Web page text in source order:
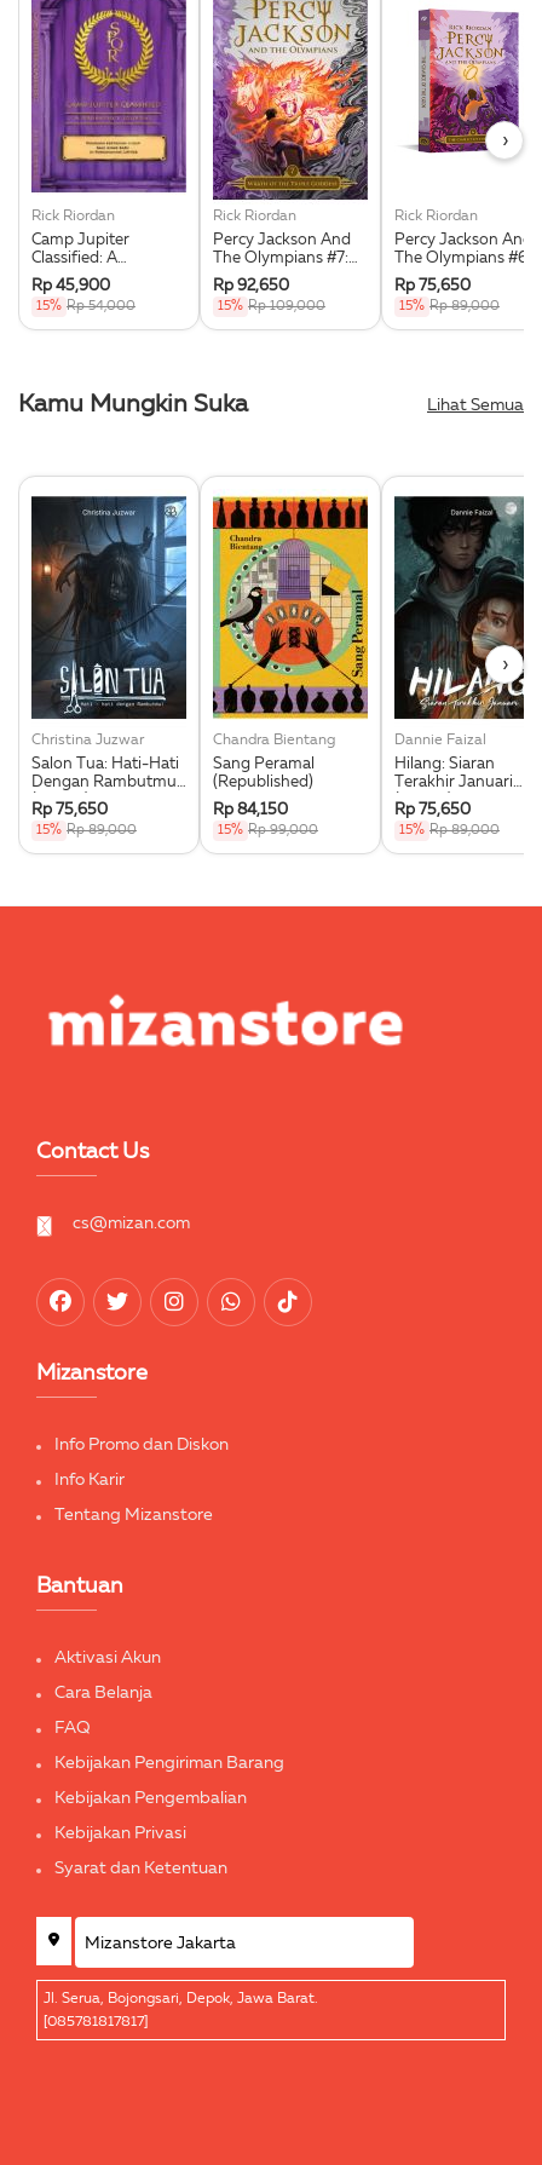
Rick Riordan
Camp Jupiter
Classified: A
Probatio’s Journal
Rp 45,900
15% Rp 54,000
Rick Riordan
Percy Jackson And
The Olympians #7:
Wrath Of The Triple
Goddess
Rp 92,650
15% Rp 109,000
Rick Riordan
Percy Jackson And
The Olympians #6:
The Chalice Of The
Gods
Rp 75,650
15% Rp 89,000
›
Kamu Mungkin Suka Lihat Semua
Christina Juzwar
Salon Tua: Hati-Hati
Dengan Rambutmu!
(Darklit)
Rp 75,650
15% Rp 89,000
Chandra Bientang
Sang Peramal
(Republished)
Rp 84,150
15% Rp 99,000
Dannie Faizal
Hilang: Siaran
Terakhir Januari
(Darklit)
Rp 75,650
15% Rp 89,000
›
Contact Us
cs@mizan.com
Mizanstore
Info Promo dan Diskon
Info Karir
Tentang Mizanstore
Bantuan
Aktivasi Akun
Cara Belanja
FAQ
Kebijakan Pengiriman Barang
Kebijakan Pengembalian
Kebijakan Privasi
Syarat dan Ketentuan
Jl. Serua, Bojongsari, Depok, Jawa Barat.
[085781817817]